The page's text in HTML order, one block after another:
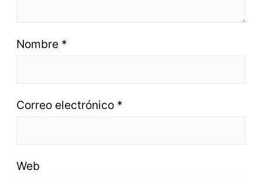
Nombre *
Correo electrónico *
Web